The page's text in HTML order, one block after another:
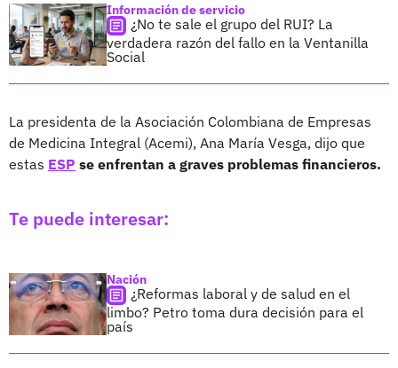
Información de servicio
¿No te sale el grupo del RUI? La
verdadera razón del fallo en la Ventanilla
Social
La presidenta de la Asociación Colombiana de Empresas
de Medicina Integral (Acemi), Ana María Vesga, dijo que
estas ESP se enfrentan a graves problemas financieros.
Te puede interesar:
Nación
¿Reformas laboral y de salud en el
limbo? Petro toma dura decisión para el
país